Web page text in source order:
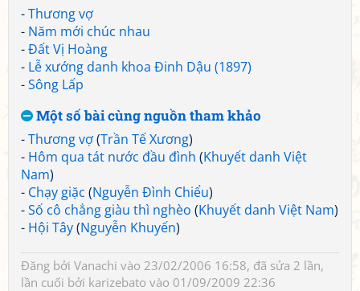
-Thương vợ
- Năm mới chúc nhau
-Đất Vị Hoàng
- Lễ xướng danh khoa Đinh Dậu (1897)
-Sông Lấp
Một số bài cùng nguồn tham khảo
-Thương vợ(Trần Tế Xương)
- Hôm qua tát nước đầu đình (Khuyết danh Việt
Nam)
- Chạy giặc (Nguyễn Đình Chiểu)
-Số cô chẳng giàu thì nghèo (Khuyết danh Việt Nam)
- Hội Tây(Nguyễn Khuyến)
Đăng bởi Vanachi vào 23/02/2006 16:58, đã sửa 2 lần,
lần cuối bởi karizebato vào 01/09/2009 22:36